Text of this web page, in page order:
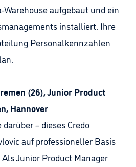
aufgebaut und ein
installiert. Ihre
Personalkennzahlen
(26), Junior Product
Hannover
– dieses Credo
auf professioneller Basis
Junior Product Manager